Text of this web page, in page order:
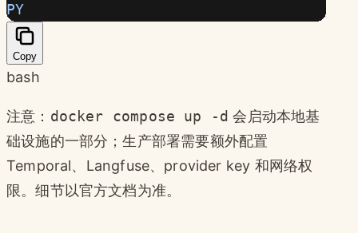
PY
Copy
bash
注意： docker compose up -d 会启动本地基
础设施的一部分；生产部署需要额外配置
Temporal、Langfuse、provider key 和网络权
限。细节以官方文档为准。